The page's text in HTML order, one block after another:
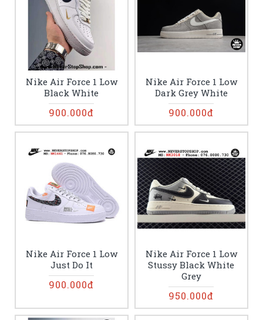
Nike Air Force 1 Low
Black White
900.000đ
Nike Air Force 1 Low
Dark Grey White
900.000đ
Nike Air Force 1 Low
Just Do It
900.000đ
Nike Air Force 1 Low
Stussy Black White
Grey
950.000đ